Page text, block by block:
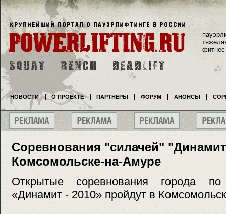
Соревнования "силачей"
Комсомольске-на-Амуре
Открытые соревнования города
«Динамит - 2010» пройдут в
фитнес
НОВОСТИ О ПРОЕКТЕ ПАРТНЕРЫ ФОРУМ АНОНСЫ